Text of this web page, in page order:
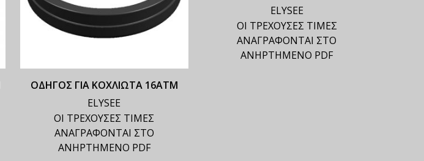
ΟΔΗΓΟΣ ΓΙΑ ΚΟΧΛΙΩΤΑ 16ΑΤΜ
ELYSEE
ΟΙ ΤΡΕΧΟΥΣΕΣ ΤΙΜΕΣ
ΑΝΑΓΡΑΦΟΝΤΑΙ ΣΤΟ
ΑΝΗΡΤΗΜΕΝΟ PDF
ELYSEE
ΟΙ ΤΡΕΧΟΥΣΕΣ ΤΙΜΕΣ
ΑΝΑΓΡΑΦΟΝΤΑΙ ΣΤΟ
ΑΝΗΡΤΗΜΕΝΟ PDF